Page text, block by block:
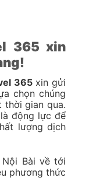
đi Thanh
giá cả để có
không lo về
hồ đếm
chọn dịch vụ
bảng giá
thị trường
Bài đi Thanh
giá cả để